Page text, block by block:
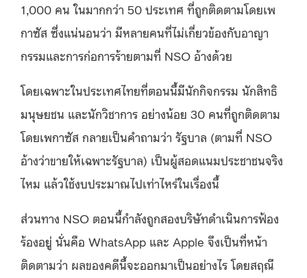
1,000 คน ในมากกว่า 50 ประเทศ ที่ถูกติดตามโดยเพ
กาซัส ซึ่งแน่นอนว่า มีหลายคนที่ไม่เกี่ยวข้องกับอาญา
กรรมและการก่อการร้ายตามที่ NSO อ้างด้วย
โดยเฉพาะในประเทศไทยที่ตอนนี้มีนักกิจกรรม นักสิทธิ
มนุษยชน และนักวิชาการ อย่างน้อย 30 คนที่ถูกติดตาม
โดยเพกาซัส กลายเป็นคำถามว่า รัฐบาล (ตามที่ NSO
อ้างว่าขายให้เฉพาะรัฐบาล) เป็นผู้สอดแนมประชาชนจริง
ไหม แล้วใช้งบประมาณไปเท่าไหร่ในเรื่องนี้
ส่วนทาง NSO ตอนนี้กำลังถูกสองบริษัทดำเนินการฟ้อง
ร้องอยู่ นั่นคือ WhatsApp และ Apple จึงเป็นที่หน้า
ติดตามว่า ผลของคดีนี้จะออกมาเป็นอย่างไร โดยสฤณี